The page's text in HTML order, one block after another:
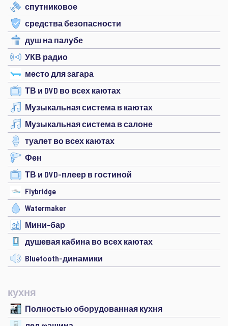
спутниковое
средства безопасности
душ на палубе
УКВ радио
место для загара
ТВ и DVD во всех каютах
Музыкальная система в каютах
Музыкальная система в салоне
туалет во всех каютах
Фен
ТВ и DVD-плеер в гостиной
Flybridge
Watermaker
Мини-бар
душевая кабина во всех каютах
Bluetooth-динамики
кухня
Полностью оборудованная кухня